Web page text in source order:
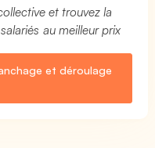
et trouvez la
au meilleur prix
et déroulage